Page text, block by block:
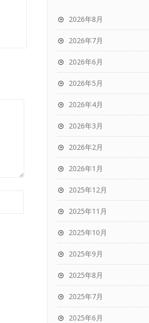
2026年8月
2026年7月
2026年6月
2026年5月
2026年4月
2026年3月
2026年2月
2026年1月
2025年12月
2025年11月
2025年10月
2025年9月
2025年8月
2025年7月
2025年6月